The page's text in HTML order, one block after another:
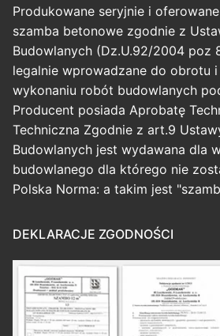
Produkowane seryjnie i
szamba betonowe zgodnie z
Budowlanych (Dz.U.92/2004 poz
legalnie wprowadzane do obrotu
wykonaniu robót budowlanych
Producent posiada Aprobatę
Techniczna Zgodnie z art.9
Budowlanych jest wydawana dla
budowlanego dla którego nie
Polska Norma: a takim jest
DEKLARACJE ZGODNOŚCI